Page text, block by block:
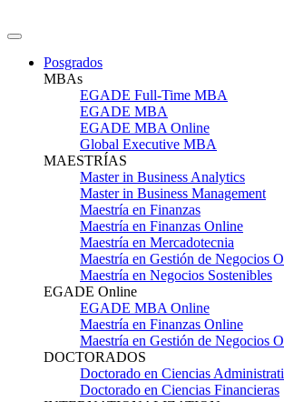
Posgrados
MBAs
EGADE Full-Time MBA
EGADE MBA
EGADE MBA Online
Global Executive MBA
MAESTRÍAS
Master in Business Analytics
Master in Business Management
Maestría en Finanzas
Maestría en Finanzas Online
Maestría en Mercadotecnia
Maestría en Gestión de Negocios
Maestría en Negocios Sostenibles
EGADE Online
EGADE MBA Online
Maestría en Finanzas Online
Maestría en Gestión de Negocios
DOCTORADOS
Doctorado en Ciencias
Doctorado en Ciencias Financieras